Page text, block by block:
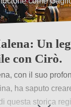
Un
con Cirò.
con il suo
ha saputo
questa storica